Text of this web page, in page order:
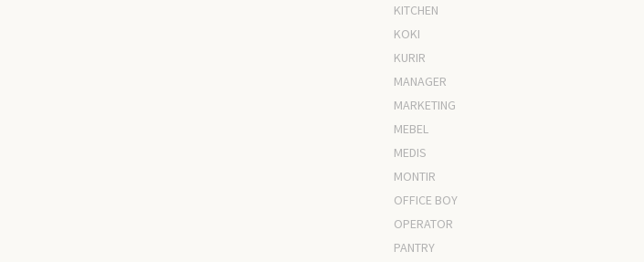
KITCHEN
KOKI
KURIR
MANAGER
MARKETING
MEBEL
MEDIS
MONTIR
OFFICE BOY
OPERATOR
PANTRY